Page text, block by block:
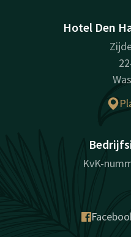
Hotel Den
KvK-